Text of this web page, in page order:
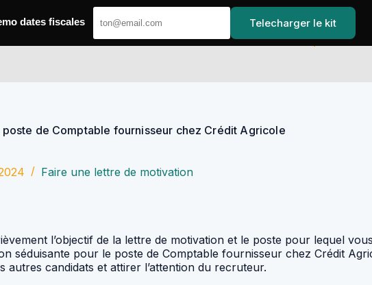
de Comptable fournisseur chez Crédit Agricole
Faire une lettre de motivation
l’objectif de la lettre de motivation et le poste pour lequel
séduisante pour le poste de Comptable fournisseur chez Crédit
autres candidats et attirer l’attention du recruteur.
dates fiscales Telecharger le kit